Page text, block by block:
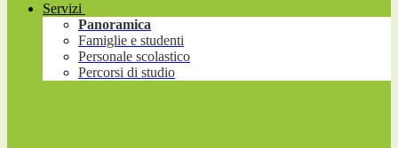
Servizi
Panoramica
Famiglie e studenti
Personale scolastico
Percorsi di studio